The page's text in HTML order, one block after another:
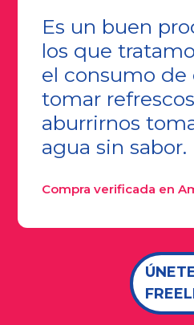
Es un buen
los que
el consumo de
tomar
aburrirnos
agua sin sabor.
Compra verificada en